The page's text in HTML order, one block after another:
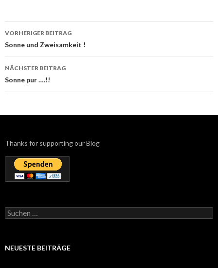
Beitrags-
Navigation
VORHERIGER BEITRAG
Sonne und Zweisamkeit !
NÄCHSTER BEITRAG
Sonne pur ….!!
Thanks for supporting our Blog
Suchen
nach:
NEUESTE BEITRÄGE